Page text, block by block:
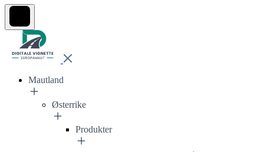
Mautland
Østerrike
Produkter